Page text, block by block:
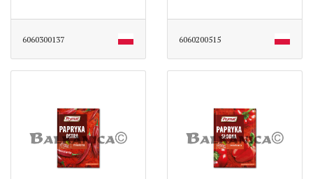
6060300137 6060200515